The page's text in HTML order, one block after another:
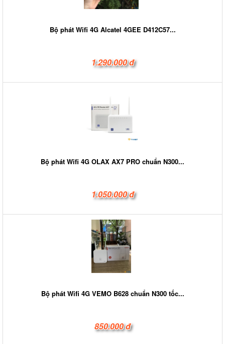
Bộ phát Wifi 4G Alcatel 4GEE D412C57...
1.290.000 đ
Bộ phát Wifi 4G OLAX AX7 PRO chuẩn N300...
1.050.000 đ
Bộ phát Wifi 4G VEMO B628 chuẩn N300 tốc...
850.000 đ